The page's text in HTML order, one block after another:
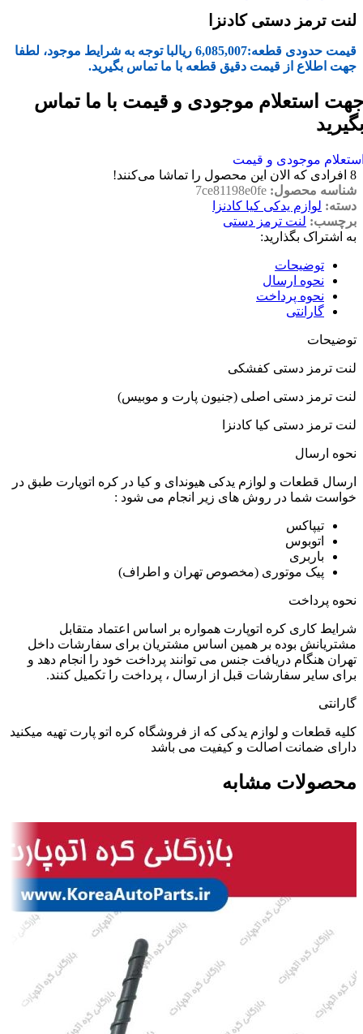
لنت ترمز دستی کادنزا
قیمت حدودی قطعه:6,085,007 ریالبا توجه به شرایط موجود، لطفا
جهت اطلاع از قیمت دقیق قطعه با ما تماس بگیرید.
استعلام موجودی و قیمت با ما تماس
موجودی و قیمت
8 افرادی که الان این محصول را تماشا می‌کنند!
شناسه محصول: 7ce81198e0fe
دسته: لوازم یدکی کیا کادنزا
برچسب: لنت ترمز دستی
به اشتراک بگذارید:
توضیحات
نحوه ارسال
نحوه پرداخت
گارانتی
توضیحات
لنت ترمز دستی کفشکی
لنت ترمز دستی اصلی (جنیون پارت و موبیس)
لنت ترمز دستی کیا کادنزا
نحوه ارسال
ارسال قطعات و لوازم یدکی هیوندای و کیا در کره اتوپارت طبق در
خواست شما در روش های زیر انجام می شود :
تیپاکس
اتوبوس
باربری
پیک موتوری (مخصوص تهران و اطراف)
نحوه پرداخت
شرایط کاری کره اتوپارت همواره بر اساس اعتماد متقابل
مشتریانش بوده بر همین اساس مشتریان برای سفارشات داخل
تهران هنگام دریافت جنس می توانند پرداخت خود را انجام دهد و
برای سایر سفارشات قبل از ارسال ، پرداخت را تکمیل کنند.
گارانتی
کلیه قطعات و لوازم یدکی که از فروشگاه کره اتو پارت تهیه میکنید
دارای ضمانت اصالت و کیفیت می باشد
محصولات مشابه